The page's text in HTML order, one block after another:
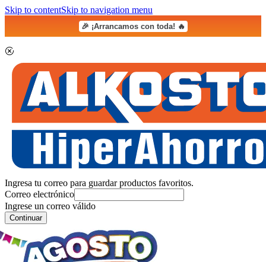
Skip to contentSkip to navigation menu
🎉 ¡Arrancamos con toda! 🔥
Ingresa tu correo para guardar productos favoritos.
Correo electrónico
Ingrese un correo válido
Continuar